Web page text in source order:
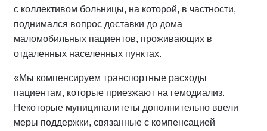
с коллективом больницы, на которой, в частности,
поднимался вопрос доставки до дома
маломобильных пациентов, проживающих в
отдаленных населенных пунктах.
«Мы компенсируем транспортные расходы
пациентам, которые приезжают на гемодиализ.
Некоторые муниципалитеты дополнительно ввели
меры поддержки, связанные с компенсацией